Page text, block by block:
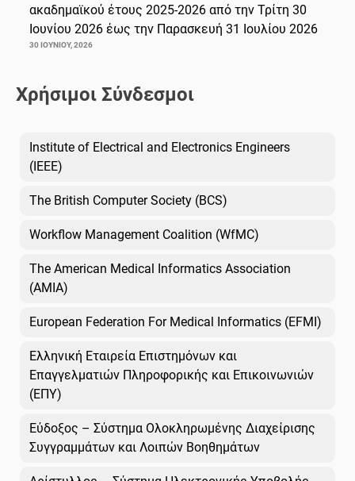
ακαδημαϊκού έτους 2025-2026 από την Τρίτη 30
Ιουνίου 2026 έως την Παρασκευή 31 Ιουλίου 2026
30 ΙΟΥΝΊΟΥ, 2026
Χρήσιμοι Σύνδεσμοι
Institute of Electrical and Electronics Engineers
(IEEE)
The British Computer Society (BCS)
Workflow Management Coalition (WfMC)
The American Medical Informatics Association
(AMIA)
European Federation For Medical Informatics (EFMI)
Ελληνική Εταιρεία Επιστημόνων και
Επαγγελματιών Πληροφορικής και Επικοινωνιών
(ΕΠΥ)
Εύδοξος – Σύστημα Ολοκληρωμένης Διαχείρισης
Συγγραμμάτων και Λοιπών Βοηθημάτων